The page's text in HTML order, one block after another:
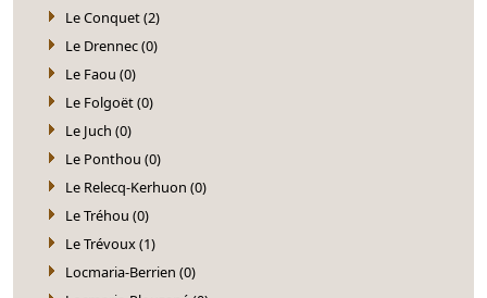
Le Conquet (2)
Le Drennec (0)
Le Faou (0)
Le Folgoët (0)
Le Juch (0)
Le Ponthou (0)
Le Relecq-Kerhuon (0)
Le Tréhou (0)
Le Trévoux (1)
Locmaria-Berrien (0)